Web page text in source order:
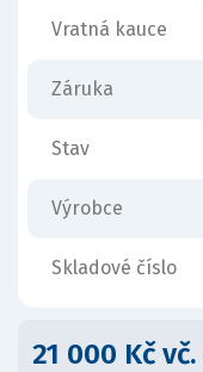
Vratná kauce
Záruka
Stav
Výrobce
Skladové číslo
21 000 Kč vč.